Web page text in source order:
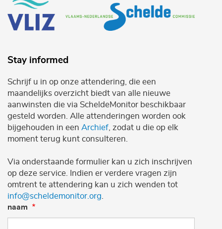
Stay informed
Schrijf u in op onze attendering, die een
maandelijks overzicht biedt van alle nieuwe
aanwinsten die via ScheldeMonitor beschikbaar
gesteld worden. Alle attenderingen worden ook
bijgehouden in een Archief , zodat u die op elk
moment terug kunt consulteren.
Via onderstaande formulier kan u zich inschrijven
op deze service. Indien er verdere vragen zijn
omtrent te attendering kan u zich wenden tot
info@scheldemonitor.org
naam